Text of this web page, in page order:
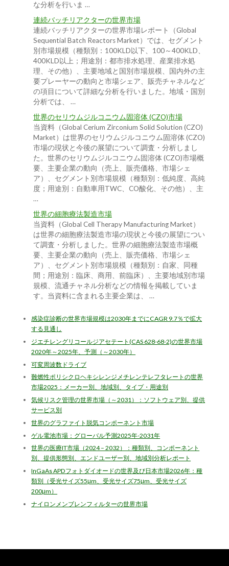
な分析を行いま …
連続バッチリアクターの世界市場
連続バッチリアクターの世界市場レポート（Global
Sequential Batch Reactors Market）では、セグメント
別市場規模（種類別：100KLD以下、100～400KLD、
400KLD以上；用途別：都市排水処理、産業排水処
理、その他）、主要地域と国別市場規模、国内外の主
要プレーヤーの動向と市場シェア、販売チャネルなど
の項目について詳細な分析を行いました。地域・国別
分析では、 …
世界のセリウムジルコニウム固溶体 (CZO)市場
当資料（Global Cerium Zirconium Solid Solution (CZO)
Market）は世界のセリウムジルコニウム固溶体 (CZO)
市場の現状と今後の展望について調査・分析しまし
た。世界のセリウムジルコニウム固溶体 (CZO)市場概
要、主要企業の動向（売上、販売価格、市場シェ
ア）、セグメント別市場規模（種類別：低純度、高純
度；用途別：自動車用TWC、CO酸化、その他）、主
…
世界の細胞療法製造市場
当資料（Global Cell Therapy Manufacturing Market）
は世界の細胞療法製造市場の現状と今後の展望につい
て調査・分析しました。世界の細胞療法製造市場概
要、主要企業の動向（売上、販売価格、市場シェ
ア）、セグメント別市場規模（種類別：自家、同種
間；用途別：臨床、商用、前臨床）、主要地域別市場
規模、流通チャネル分析などの情報を掲載していま
す。当資料に含まれる主要企業は、 …
感染症診断の世界市場規模は2030年までにCAGR 9.7％で拡大
する見通し
ジエチレングリコールジアセテート(CAS 628-68-2)の世界市場
2020年～2025年、予測（～2030年）
可変周波数ドライブ
難燃性ポリシクロヘキシレンジメチレンテレフタレートの世界
市場2025：メーカー別、地域別、タイプ・用途別
気候リスク管理の世界市場（～2031）：ソフトウェア別、提供
サービス別
世界のグラファイト脱気コンポーネント市場
ゲル電池市場：グローバル予測2025年-2031年
世界の医療IT市場（2024 – 2032）：種類別、コンポーネント
別、提供形態別、エンドユーザー別、地域別分析レポート
InGaAs APDフォトダイオードの世界及び日本市場2026年：種
類別（受光サイズ55μm、受光サイズ75μm、受光サイズ
200μm）
ナイロンメンブレンフィルターの世界市場